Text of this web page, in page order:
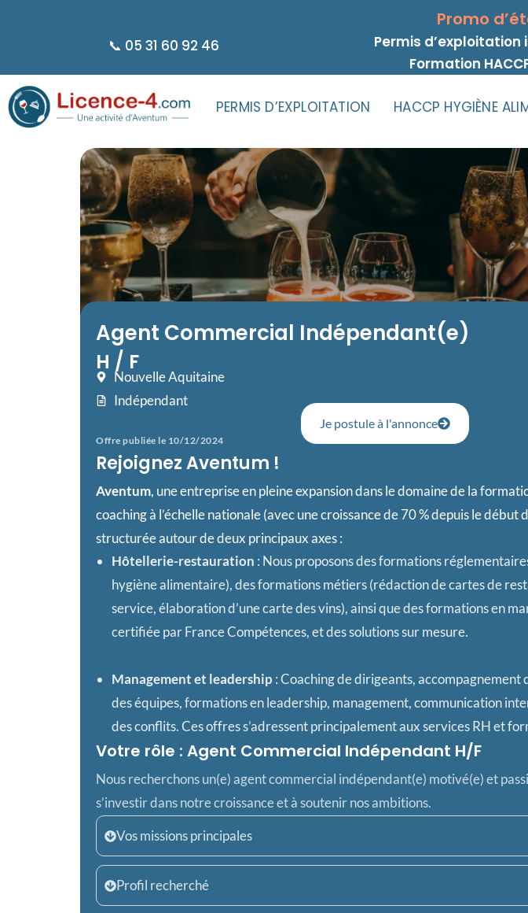
📞 05 31 60 92 46
Promo
Permis d’exploitation
Formation
PERMIS D’EXPLOITATION HACCP HYGIÈNE
Agent Commercial Indépendant(e)
H / F
Nouvelle Aquitaine
Indépendant
Je postule à l'annonce
Offre publiée le 10/12/2024
Rejoignez Aventum !
Aventum, une entreprise en pleine expansion dans le domaine de la
coaching à l’échelle nationale (avec une croissance de 70 % depuis le début
structurée autour de deux principaux axes :
Hôtellerie-restauration : Nous proposons des formations
hygiène alimentaire), des formations métiers (rédaction de cartes de
service, élaboration d’une carte des vins), ainsi que des formations en
certifiée par France Compétences, et des solutions sur mesure.
Management et leadership : Coaching de dirigeants, accompagnement
des équipes, formations en leadership, management, communication
des conflits. Ces offres s’adressent principalement aux services RH et
Votre rôle : Agent Commercial Indépendant H/F
Nous recherchons un(e) agent commercial indépendant(e) motivé(e) et
s’investir dans notre croissance et à soutenir nos ambitions.
Vos missions principales
Profil recherché